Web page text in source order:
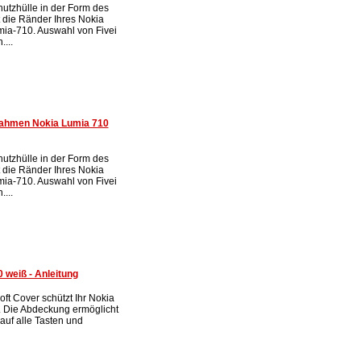
in der Form des
Ränder Ihres Nokia
710. Auswahl von Fivei
Nokia Lumia 710
in der Form des
Ränder Ihres Nokia
710. Auswahl von Fivei
weiß - Anleitung
Cover schützt Ihr Nokia
Abdeckung ermöglicht
alle Tasten und